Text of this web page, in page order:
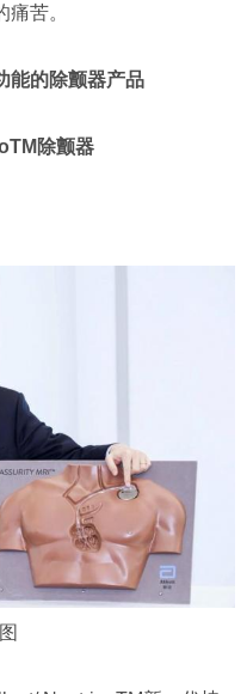
苦。
能的除颤器产品
除颤器